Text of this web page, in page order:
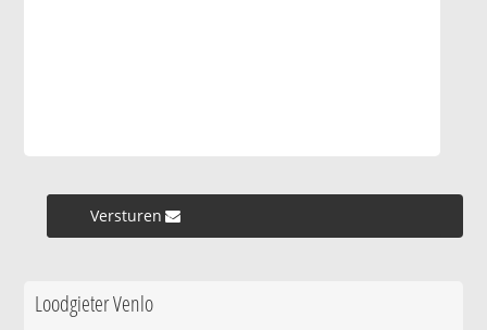
Versturen »
Loodgieter Venlo